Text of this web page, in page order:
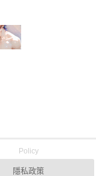
Policy
隱私政策